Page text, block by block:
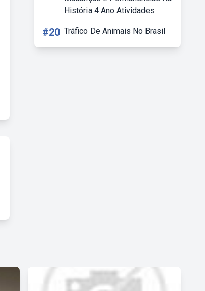
História 4 Ano Atividades
#20 Tráfico De Animais No Brasil